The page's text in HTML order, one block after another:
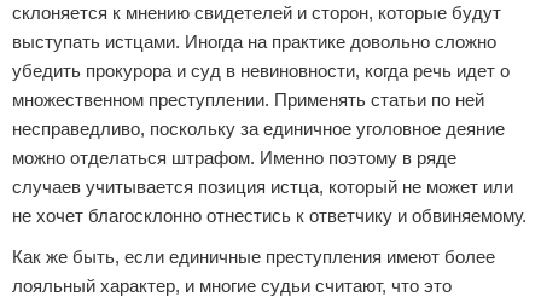
склоняется к мнению свидетелей и сторон, которые будут
выступать истцами. Иногда на практике довольно сложно
убедить прокурора и суд в невиновности, когда речь идет о
множественном преступлении. Применять статьи по ней
несправедливо, поскольку за единичное уголовное деяние
можно отделаться штрафом. Именно поэтому в ряде
случаев учитывается позиция истца, который не может или
не хочет благосклонно отнестись к ответчику и обвиняемому.
Как же быть, если единичные преступления имеют более
лояльный характер, и многие судьи считают, что это